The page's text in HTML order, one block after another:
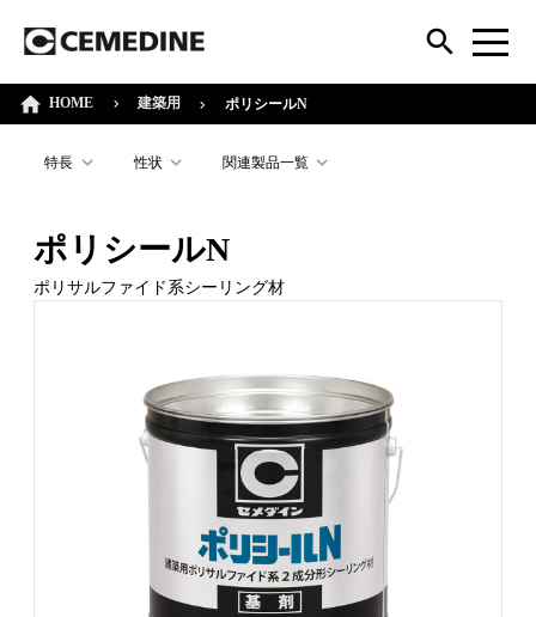
HOME 建築用 ポリシールN
特長 性状 関連製品一覧
ポリシールN
ポリサルファイド系シーリング材